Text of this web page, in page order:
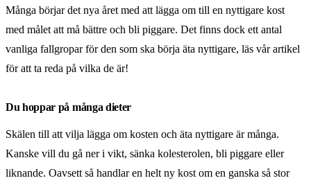
Många börjar det nya året med att lägga om till en nyttigare kost
med målet att må bättre och bli piggare. Det finns dock ett antal
vanliga fallgropar för den som ska börja äta nyttigare, läs vår artikel
för att ta reda på vilka de är!
Du hoppar på många dieter
Skälen till att vilja lägga om kosten och äta nyttigare är många.
Kanske vill du gå ner i vikt, sänka kolesterolen, bli piggare eller
liknande. Oavsett så handlar en helt ny kost om en ganska så stor